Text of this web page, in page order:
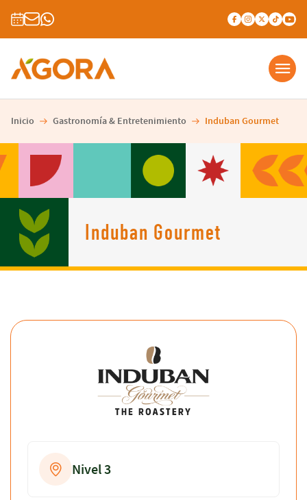
Inicio Gastronomía & Entretenimiento Induban Gourmet
Induban Gourmet
Nivel 3